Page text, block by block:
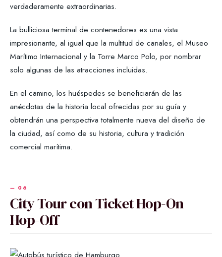
verdaderamente extraordinarias.
La bulliciosa terminal de contenedores es una vista
impresionante, al igual que la multitud de canales, el Museo
Marítimo Internacional y la Torre Marco Polo, por nombrar
solo algunas de las atracciones incluidas.
En el camino, los huéspedes se beneficiarán de las
anécdotas de la historia local ofrecidas por su guía y
obtendrán una perspectiva totalmente nueva del diseño de
la ciudad, así como de su historia, cultura y tradición
comercial marítima.
City Tour con Ticket Hop-On
Hop-Off